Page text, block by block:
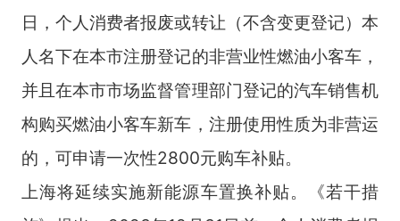
日，个人消费者报废或转让（不含变更登记）本
人名下在本市注册登记的非营业性燃油小客车，
并且在本市市场监督管理部门登记的汽车销售机
构购买燃油小客车新车，注册使用性质为非营运
的，可申请一次性2800元购车补贴。
上海将延续实施新能源车置换补贴。《若干措